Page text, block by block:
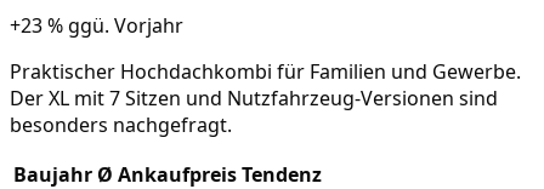
+23 %ggü. Vorjahr
Praktischer Hochdachkombi für Familien und Gewerbe.
Der XL mit 7 Sitzen und Nutzfahrzeug-Versionen sind
besonders nachgefragt.
Baujahr Ø AnkaufpreisTendenz